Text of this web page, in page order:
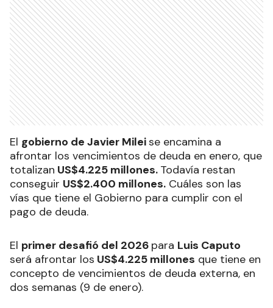
El gobierno de Javier Mileise encamina a
afrontar los vencimientos de deuda en enero, que
totalizan US$4.225 millones. Todavía restan
conseguir US$2.400 millones. Cuáles son las
vías que tiene el Gobierno para cumplir con el
pago de deuda.
El primer desafió del 2026 para Luis Caputo
será afrontar los US$4.225 millones que tiene en
concepto de vencimientos de deuda externa, en
dos semanas (9 de enero).